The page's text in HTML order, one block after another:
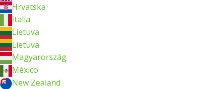
Hrvatska
Italia
Lietuva
Lietuva
Magyarország
México
New Zealand